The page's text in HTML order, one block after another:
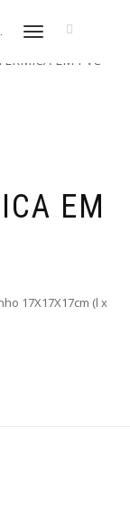
ALTERNAR
EM PVC
EM
17X17X17cm (l x